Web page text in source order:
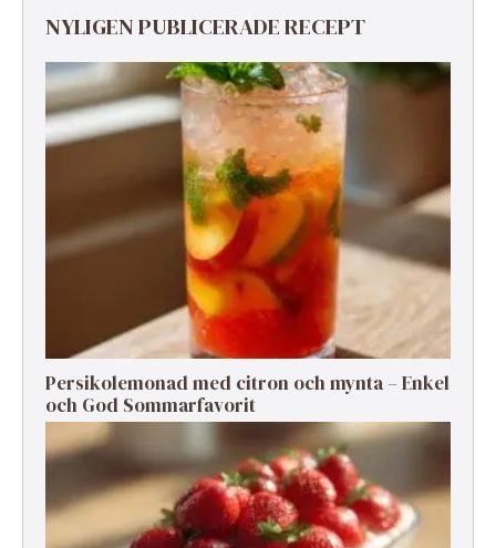
NYLIGEN PUBLICERADE RECEPT
Persikolemonad med citron och mynta – Enkel
och God Sommarfavorit